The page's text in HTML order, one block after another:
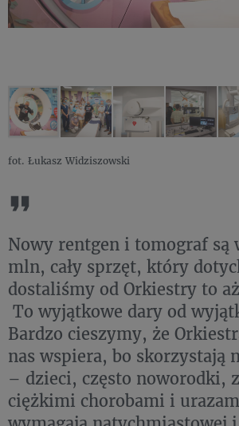
fot. Łukasz Widziszowski
Nowy rentgen i tomograf są
mln, cały sprzęt, który
dostaliśmy od Orkiestry to
To wyjątkowe dary od
Bardzo cieszymy, że
nas wspiera, bo skorzystają
– dzieci, często noworodki,
ciężkimi chorobami i